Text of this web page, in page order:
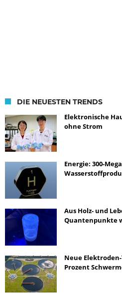
DIE NEUESTEN TRENDS
Elektronische
ohne Strom
Energie: 300-
Aus Holz- und
Quantenpunkte
Neue
Prozent